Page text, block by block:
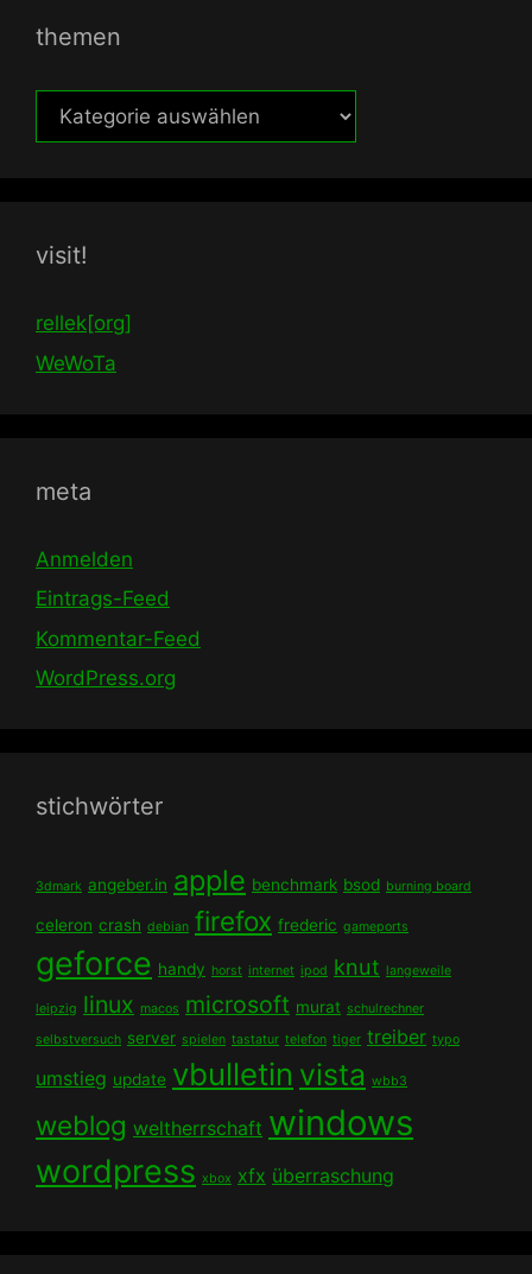
themen
themen
visit!
rellek[org]
WeWoTa
meta
Anmelden
Eintrags-Feed
Kommentar-Feed
WordPress.org
stichwörter
3dmark angeber.in apple benchmark bsod burning board
celeron crash debian firefox frederic gameports
geforce handy horst internet ipod knut langeweile
leipzig linux macos microsoft murat schulrechner
selbstversuch server spielen tastatur telefon tiger treiber typo
umstieg update vbulletin vista wbb3
weblog weltherrschaft windows
wordpress xbox xfx überraschung